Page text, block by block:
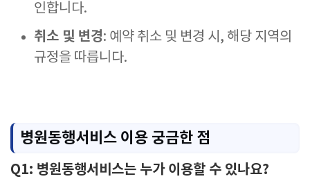
인합니다.
취소 및 변경: 예약 취소 및 변경 시, 해당 지역의
규정을 따릅니다.
병원동행서비스 이용 궁금한 점
Q1: 병원동행서비스는 누가 이용할 수 있나요?